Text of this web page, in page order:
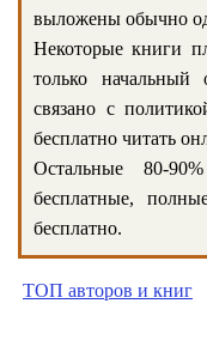
выложены обычно
Некоторые книги
только
связано с
бесплатно читать
Остальные 80-
бесплатные,
бесплатно.
ТОП авторов и книг